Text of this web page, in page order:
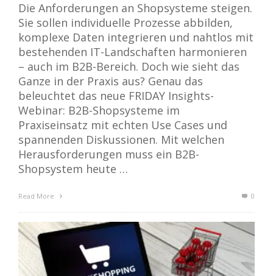
Die Anforderungen an Shopsysteme steigen.
Sie sollen individuelle Prozesse abbilden,
komplexe Daten integrieren und nahtlos mit
bestehenden IT-Landschaften harmonieren
– auch im B2B-Bereich. Doch wie sieht das
Ganze in der Praxis aus? Genau das
beleuchtet das neue FRIDAY Insights-
Webinar: B2B-Shopsysteme im
Praxiseinsatz mit echten Use Cases und
spannenden Diskussionen. Mit welchen
Herausforderungen muss ein B2B-
Shopsystem heute …
Read More 0